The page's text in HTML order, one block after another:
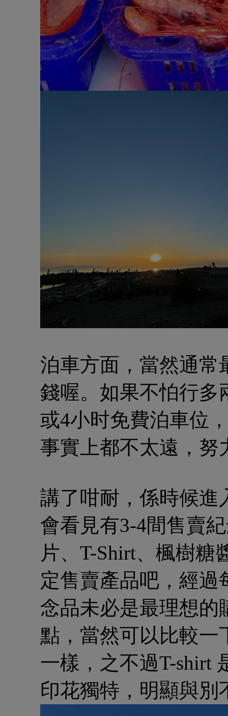
泊車方面，當然通常
錢喔。如果不怕行多
或4小时免費泊車位
事實上都不太遠，努
講了咁耐，係時候進
會看見有3-4間售賣
片、T-Shirt、楓樹糖
定售賣產品吧，經
念品未必是最理想的
點，當然可以比較一
一樣，之不過T-shirt
印花獨特，明顯與別